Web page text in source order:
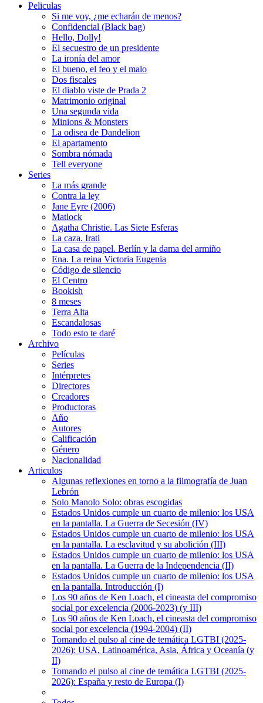
Peliculas
Si me voy, ¿me echarán de menos?
Confidencial (Black bag)
Hello, Dolly!
El secuestro de un presidente
La ironía del amor
El bueno, el feo y el malo
Dos fiscales
El diablo viste de Prada 2
Matrimonio original
Una segunda vida
Minions & Monsters
La odisea de Dandelion
El apartamento
Sombra nómada
Tell everyone
Series
La más grande
Contra la ley
Jane Eyre (2006)
Matlock
Agatha Christie. Las Siete Esferas
La caza. Irati
La casa de papel. Berlín y la dama del armiño
Ena. La reina Victoria Eugenia
Código de silencio
El Centro
Bookish
8 meses
Terra Alta
Escandalosas
Todo esto te daré
Archivo
Películas
Series
Intérpretes
Directores
Creadores
Productoras
Año
Autores
Calificación
Género
Nacionalidad
Articulos
Algunas reflexiones en torno a la filmografía de Juan
Lebrón
Solo Manolo Solo: obras escogidas
Estados Unidos cumple un cuarto de milenio: los USA
en la pantalla. La Guerra de Secesión (IV)
Estados Unidos cumple un cuarto de milenio: los USA
en la pantalla. La esclavitud y su abolición (III)
Estados Unidos cumple un cuarto de milenio: los USA
en la pantalla. La Guerra de la Independencia (II)
Estados Unidos cumple un cuarto de milenio: los USA
en la pantalla. Introducción (I)
Los 90 años de Ken Loach, el cineasta del compromiso
social por excelencia (2006-2023) (y III)
Los 90 años de Ken Loach, el cineasta del compromiso
social por excelencia (1994-2004) (II)
Tomando el pulso al cine de temática LGTBI (2025-
2026): USA, Latinoamérica, Asia, África y Oceanía (y
II)
Tomando el pulso al cine de temática LGTBI (2025-
2026): España y resto de Europa (I)